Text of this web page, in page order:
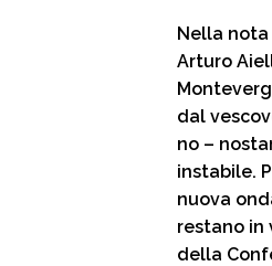
o
o
k
Nella nota
Arturo
dal
no –
instabile.
nuova
restano in
della